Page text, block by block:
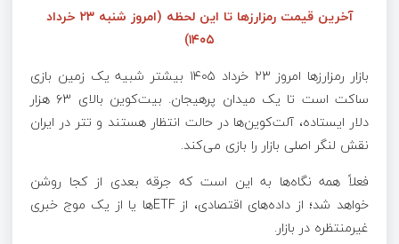
آخرین قیمت رمزارزها تا این لحظه (امروز شنبه ۲۳ خرداد
۱۴۰۵)
بازار رمزارز‌ها امروز ۲۳ خرداد ۱۴۰۵ بیشتر شبیه یک زمین بازی
ساکت است تا یک میدان پرهیجان. بیت‌کوین بالای ۶۳ هزار
دلار ایستاده، آلت‌کوین‌ها در حالت انتظار هستند و تتر در ایران
نقش لنگر اصلی بازار را بازی می‌کند.
فعلاً همه نگاه‌ها به این است که جرقه بعدی از کجا روشن
خواهد شد؛ از داده‌های اقتصادی، از ETF‌ها یا از یک موج خبری
غیرمنتظره در بازار.